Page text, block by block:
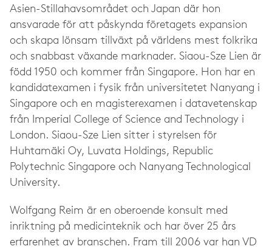
Asien-Stillahavsområdet och Japan där hon
ansvarade för att påskynda företagets expansion
och skapa lönsam tillväxt på världens mest folkrika
och snabbast växande marknader. Siaou-Sze Lien är
född 1950 och kommer från Singapore. Hon har en
kandidatexamen i fysik från universitetet Nanyang i
Singapore och en magisterexamen i datavetenskap
från Imperial College of Science and Technology i
London. Siaou-Sze Lien sitter i styrelsen för
Huhtamäki Oy, Luvata Holdings, Republic
Polytechnic Singapore och Nanyang Technological
University.
Wolfgang Reim är en oberoende konsult med
inriktning på medicinteknik och har över 25 års
erfarenhet av branschen. Fram till 2006 var han VD